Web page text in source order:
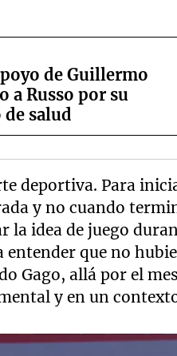
de Guillermo
a Russo por su
salud
deportiva. Para
y no cuando
la idea de juego
que no
Gago, allá por el
y en un